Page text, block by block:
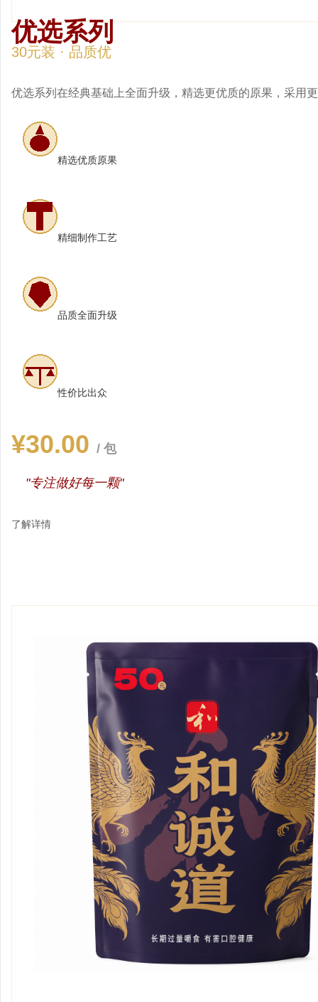
优选系列
30元装 · 品质优
优选系列在经典基础上全面升级，精选更优质的原果，采用
精选优质原果
精细制作工艺
品质全面升级
性价比出众
¥30.00 / 包
"专注做好每一颗"
了解详情